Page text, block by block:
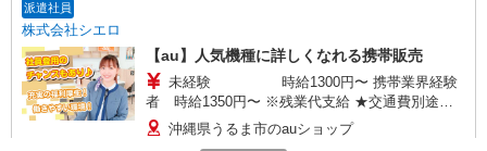
派遣社員
株式会社シエロ
【au】人気機種に詳しくなれる携帯販売
未経験 時給1300円〜 携帯業界経験
者 時給1350円〜 ※残業代支給 ★交通費別途支
給（規定あり） ゜+゜・。○。・゜+゜・。
○。・゜+゜ 入社祝い金10万円支給(規定有) お友達
沖縄県うるま市のauショップ